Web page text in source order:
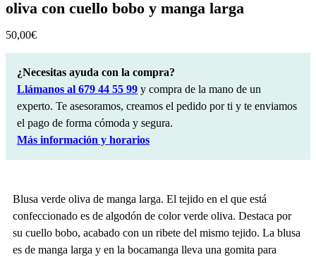
oliva con cuello bobo y manga larga
50,00€
¿Necesitas ayuda con la compra?
Llámanos al 679 44 55 99 y compra de la mano de un
experto. Te asesoramos, creamos el pedido por ti y te enviamos
el pago de forma cómoda y segura.
Más información y horarios
Blusa verde oliva de manga larga. El tejido en el que está
confeccionado es de algodón de color verde oliva. Destaca por
su cuello bobo, acabado con un ribete del mismo tejido. La blusa
es de manga larga y en la bocamanga lleva una gomita para